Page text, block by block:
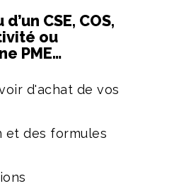
CSE, COS,
ou
PME…
d'achat de vos
et des formules